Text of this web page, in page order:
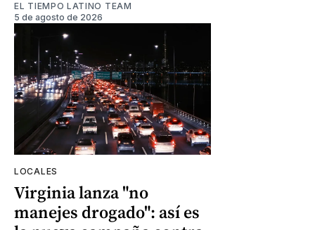
EL TIEMPO LATINO TEAM
5 de agosto de 2026
LOCALES
Virginia lanza "no
manejes drogado": así es